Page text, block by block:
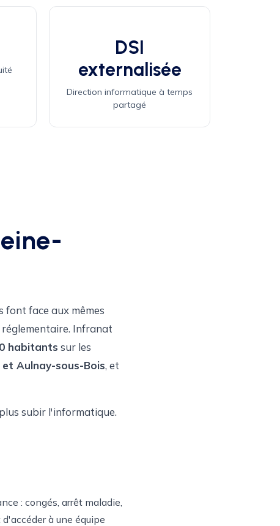
DSI
externalisée
Direction informatique à temps
partagé
font face aux mêmes
Infranat
habitants sur les
Aulnay-sous-Bois, et
subir l'informatique.
: congés, arrêt maladie,
à une équipe